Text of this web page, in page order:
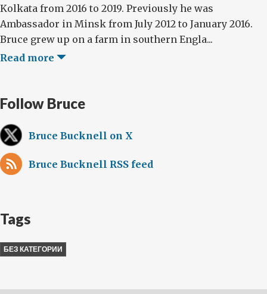
Kolkata from 2016 to 2019. Previously he was
Ambassador in Minsk from July 2012 to January 2016.
Bruce grew up on a farm in southern Engla...
Read more
Follow Bruce
Bruce Bucknell on X
Bruce Bucknell RSS feed
Tags
БЕЗ КАТЕГОРИИ